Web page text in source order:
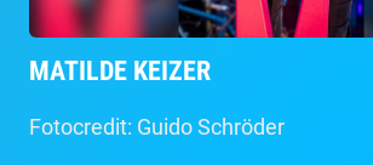
MATILDE KEIZER
Fotocredit: Guido Schröder